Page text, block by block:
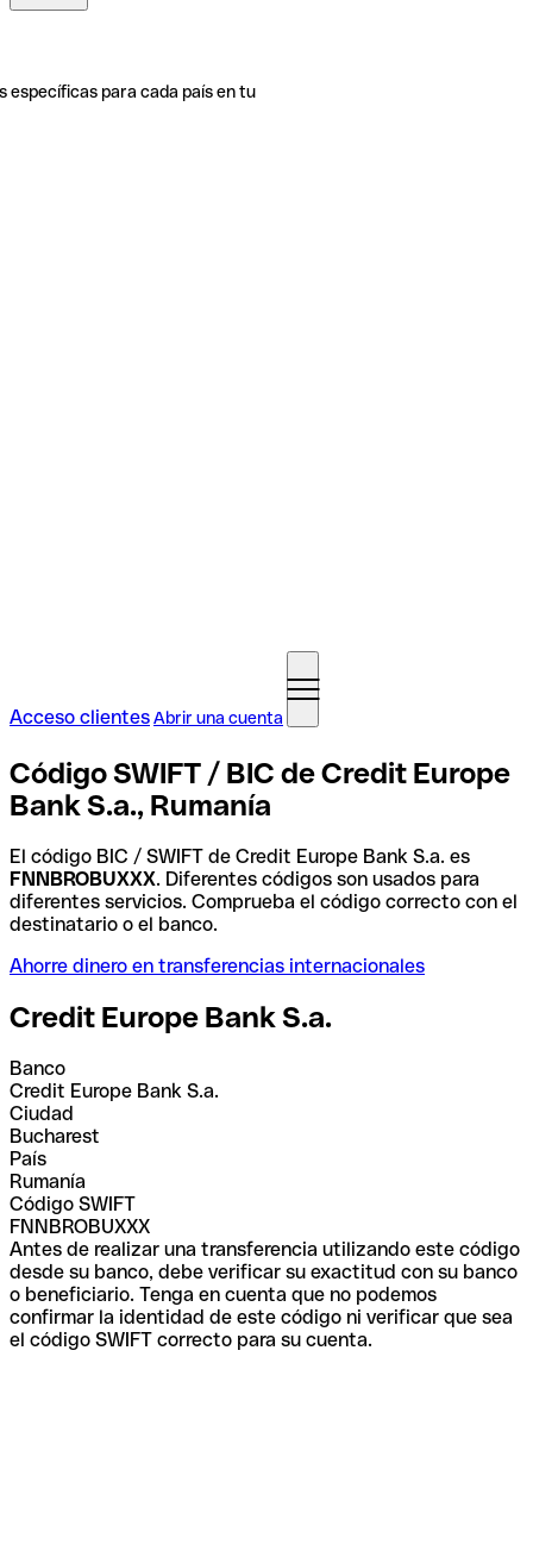
específicas para cada país en tu
Acceso clientesAbrir una cuenta
Código SWIFT / BIC de Credit Europe
Bank S.a., Rumanía
El código BIC / SWIFT de Credit Europe Bank S.a. es
FNNBROBUXXX. Diferentes códigos son usados para
diferentes servicios. Comprueba el código correcto con el
destinatario o el banco.
Ahorre dinero en transferencias internacionales
Credit Europe Bank S.a.
Banco
Credit Europe Bank S.a.
Ciudad
Bucharest
País
Rumanía
Código SWIFT
FNNBROBUXXX
Antes de realizar una transferencia utilizando este código
desde su banco, debe verificar su exactitud con su banco
o beneficiario. Tenga en cuenta que no podemos
confirmar la identidad de este código ni verificar que sea
el código SWIFT correcto para su cuenta.